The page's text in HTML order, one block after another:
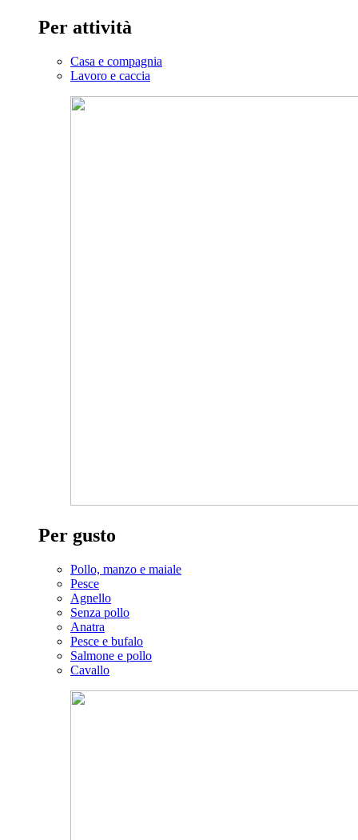
Per attività
Casa e compagnia
Lavoro e caccia
Per gusto
Pollo, manzo e maiale
Pesce
Agnello
Senza pollo
Anatra
Pesce e bufalo
Salmone e pollo
Cavallo